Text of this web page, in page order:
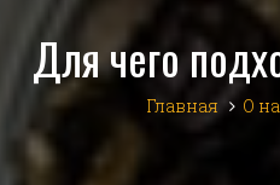
Для чего
Главная О